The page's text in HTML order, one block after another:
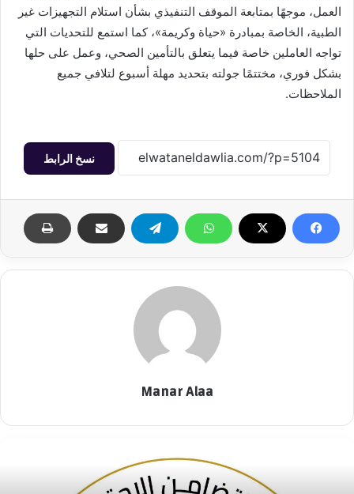
العمل، موجهًا بمتابعة الموقف التنفيذي بشأن استلام التجهيزات غير
الطبية، الخاصة بمبادرة «حياة وكريمة»، كما استمع للتحديات التي
تواجه العاملين خاصة فيما يتعلق بالتأمين الصحي، وعمل على حلها
بشكل فوري، مختتمًا جولته بتحديد مهلة أسبوع لتلافي جميع
الملاحظات.
نسخ الرابط
Manar Alaa